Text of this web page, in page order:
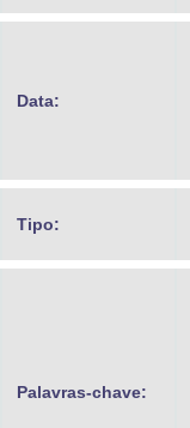
Data:
Tipo:
Palavras-chave: